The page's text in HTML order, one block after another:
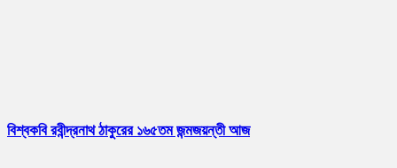
বিশ্বকবি রবীন্দ্রনাথ ঠাকুরের ১৬৫তম জন্মজয়ন্তী আজ